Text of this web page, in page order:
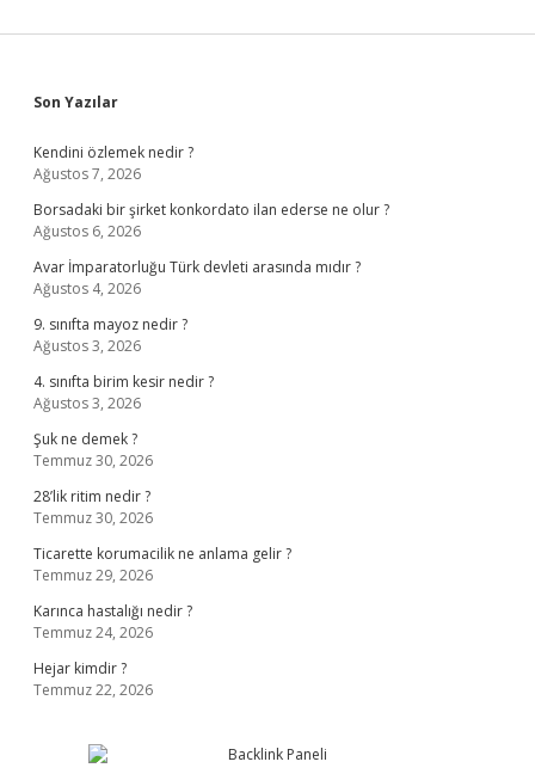
Sidebar
Son Yazılar
Kendini özlemek nedir ?
Ağustos 7, 2026
Borsadaki bir şirket konkordato ilan ederse ne olur ?
Ağustos 6, 2026
Avar İmparatorluğu Türk devleti arasında mıdır ?
Ağustos 4, 2026
9. sınıfta mayoz nedir ?
Ağustos 3, 2026
4. sınıfta birim kesir nedir ?
Ağustos 3, 2026
Şuk ne demek ?
Temmuz 30, 2026
28’lik ritim nedir ?
Temmuz 30, 2026
Ticarette korumacilik ne anlama gelir ?
Temmuz 29, 2026
Karınca hastalığı nedir ?
Temmuz 24, 2026
Hejar kimdir ?
Temmuz 22, 2026